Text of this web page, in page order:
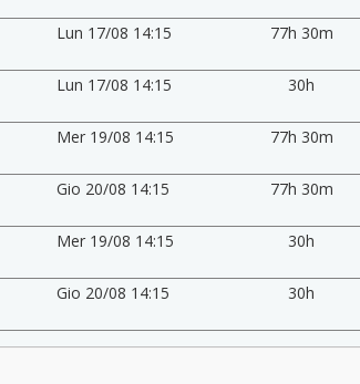
Lun 17/08 14:15 77h 30m
Lun 17/08 14:15 30h
Mer 19/08 14:15 77h 30m
Gio 20/08 14:15 77h 30m
Mer 19/08 14:15 30h
Gio 20/08 14:15 30h